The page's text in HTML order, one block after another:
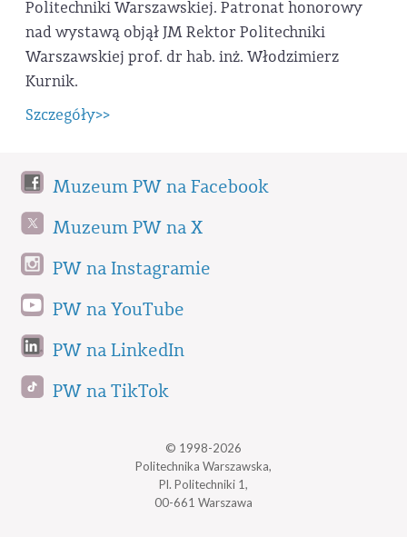
Politechniki Warszawskiej. Patronat honorowy
nad wystawą objął JM Rektor Politechniki
Warszawskiej prof. dr hab. inż. Włodzimierz
Kurnik.
Szczegóły>>
Muzeum PW na Facebook
Muzeum PW na X
PW na Instagramie
PW na YouTube
PW na LinkedIn
PW na TikTok
© 1998-2026
Politechnika Warszawska,
Pl. Politechniki 1,
00-661 Warszawa